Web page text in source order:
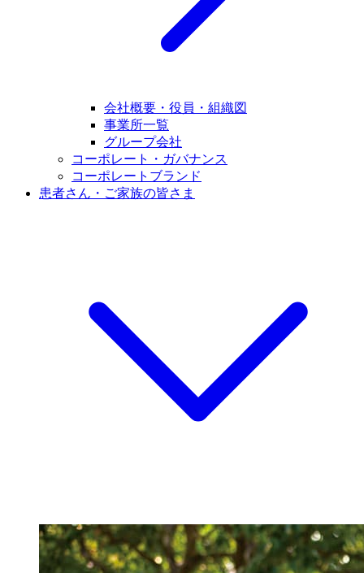
会社概要・役員・組織図
事業所一覧
グループ会社
コーポレート・ガバナンス
コーポレートブランド
患者さん・ご家族の皆さま